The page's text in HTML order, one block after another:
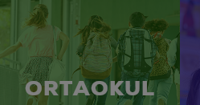
ORTAOKUL